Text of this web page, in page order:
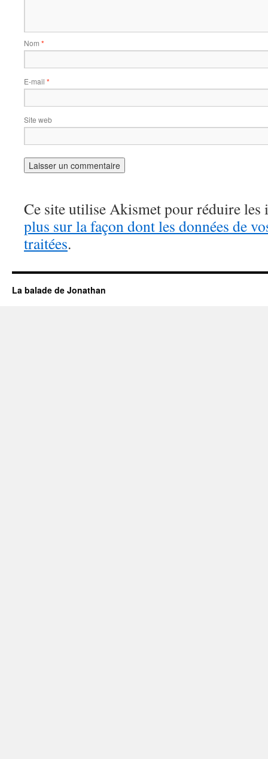
Nom *
E-mail *
Site web
Ce site utilise Akismet pour réduire les
plus sur la façon dont les données de
traitées.
La balade de Jonathan